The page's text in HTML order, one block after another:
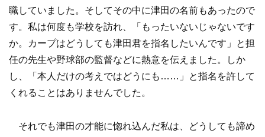
職していました。そしてその中に津田の名前もあったので
す。私は何度も学校を訪れ、「もったいないじゃないです
か。カープはどうしても津田君を指名したいんです」と担
任の先生や野球部の監督などに熱意を伝えました。しか
し、「本人だけの考えではどうにも……」と指名を許して
くれることはありませんでした。
それでも津田の才能に惚れ込んだ私は、どうしても諦め